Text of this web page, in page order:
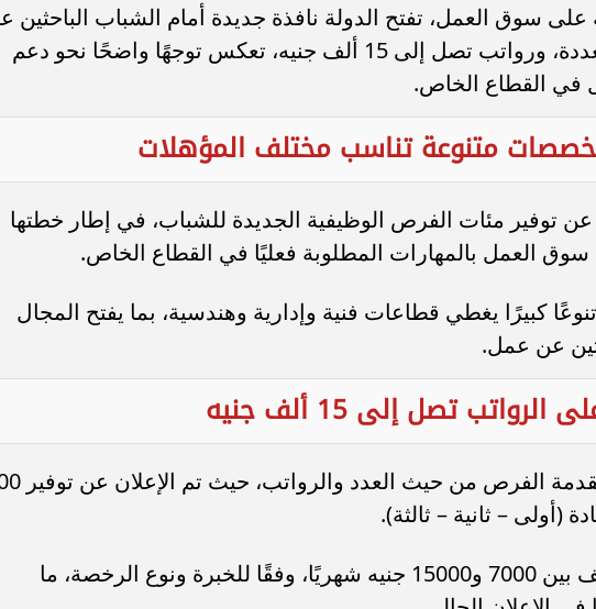
سوق العمل، تفتح الدولة نافذة جديدة أمام الشباب الباحثين
الاستقرار المهني، وفرص متعددة، ورواتب تصل إلى 15 ألف جنيه، تعكس توجهًا واضحًا نحو دعم
في القطاع الخاص.
متنوعة تناسب مختلف المؤهلات
توفير مئات الفرص الوظيفية الجديدة للشباب، في إطار خطتها
العمل بالمهارات المطلوبة فعليًا في القطاع الخاص.
كبيرًا يغطي قطاعات فنية وإدارية وهندسية، بما يفتح المجال
عن عمل.
تصل إلى 15 ألف جنيه
جاءت وظيفة السائقين في مقدمة الفرص من
– ثانية – ثالثة).
وتتراوح الرواتب لهذه الوظائف بين 7000 و15000 جنيه شهريًا، وفقًا للخبرة ونوع الرخصة، ما
صلاح يشعل تركيا.. استقبال تاريخي
للملك المصري في طرابزون
الكويت تغلق المدرسة الإيرانية الخاصة
ترخيصها رسميًا